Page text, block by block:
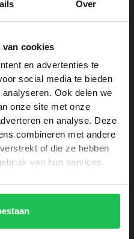
Over
van cookies
en advertenties te
social media te bieden
Ook delen we
onze site met onze
en analyse. Deze
combineren met andere
of die ze hebben
van hun services.
voor